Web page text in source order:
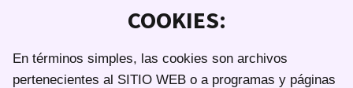
COOKIES:
En términos simples, las cookies son archivos
pertenecientes al SITIO WEB o a programas y páginas